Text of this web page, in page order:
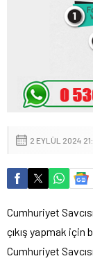
2 EYLÜL 2024
Cumhuriyet
çıkış yapmak için
Cumhuriyet